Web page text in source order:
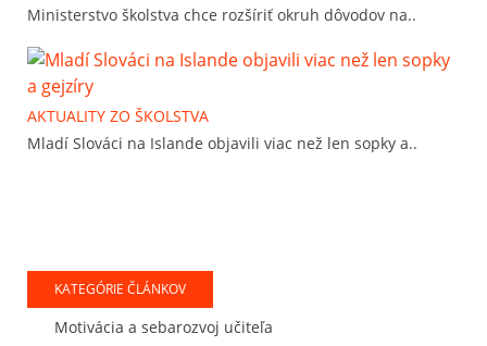
Ministerstvo školstva chce rozšíriť okruh dôvodov na..
AKTUALITY ZO ŠKOLSTVA
Mladí Slováci na Islande objavili viac než len sopky a..
KATEGÓRIE ČLÁNKOV
Motivácia a sebarozvoj učiteľa